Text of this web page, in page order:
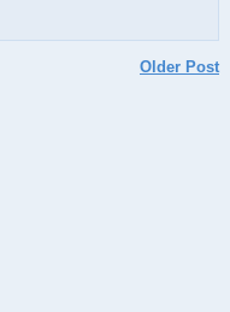
Older Post